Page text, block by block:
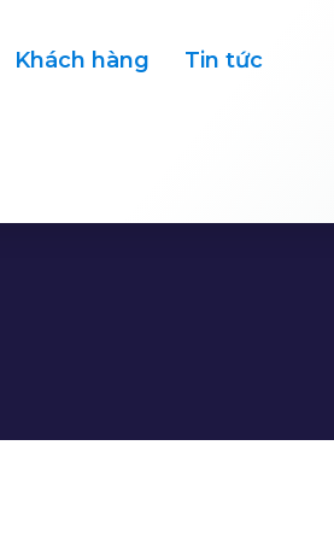
Khách hàng Tin tức